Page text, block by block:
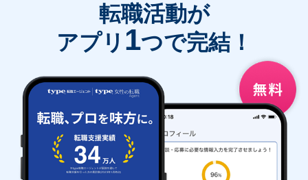
転職活動が
アプリ 1つで完結！